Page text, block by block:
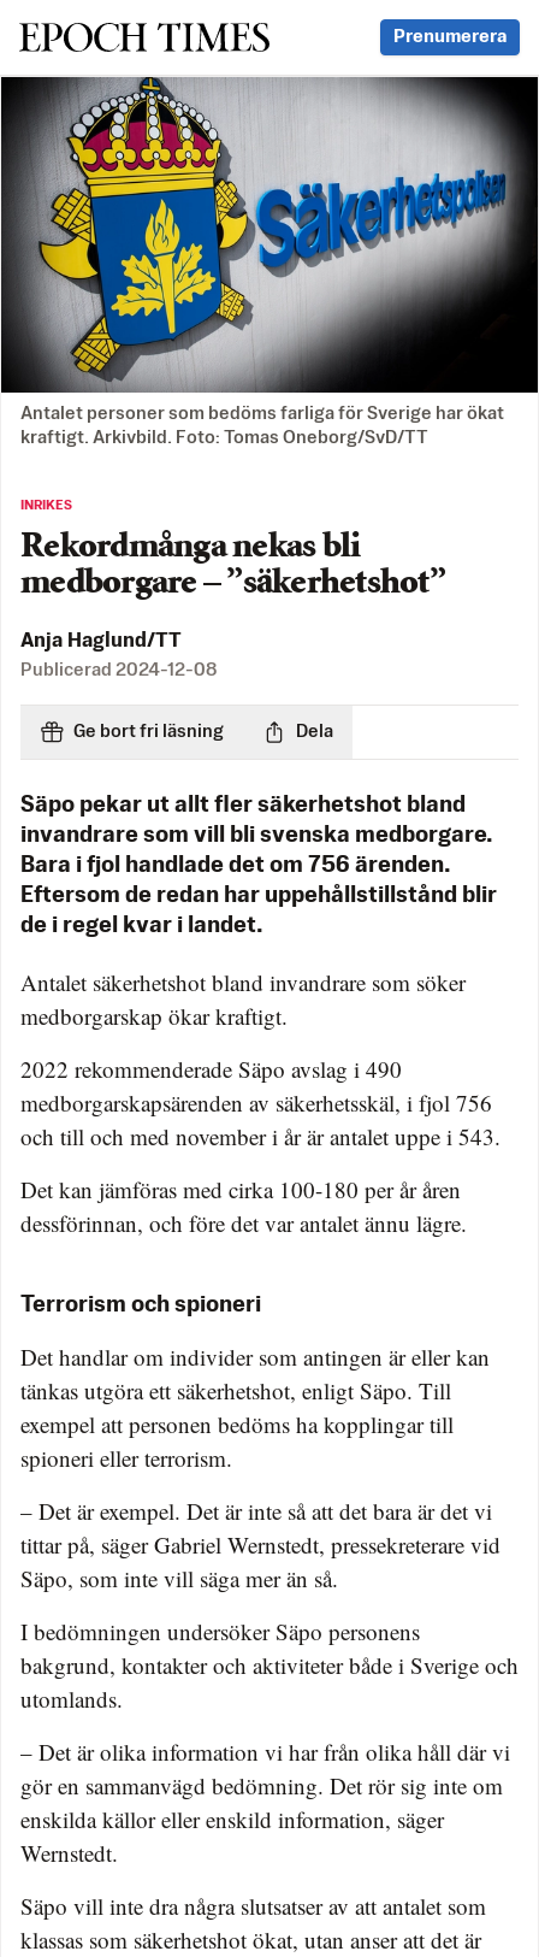
Svenska Epoch Times Prenumerera
Antalet personer som bedöms farliga för Sverige har ökat
kraftigt. Arkivbild. Foto: Tomas Oneborg/SvD/TT
INRIKES
Rekordmånga nekas bli
medborgare – ”säkerhetshot”
Anja Haglund/TT
Publicerad 2024-12-08
Ge bort fri läsning Dela
Säpo pekar ut allt fler säkerhetshot bland
invandrare som vill bli svenska medborgare.
Bara i fjol handlade det om 756 ärenden.
Eftersom de redan har uppehållstillstånd blir
de i regel kvar i landet.
Antalet säkerhetshot bland invandrare som söker
medborgarskap ökar kraftigt.
2022 rekommenderade Säpo avslag i 490
medborgarskapsärenden av säkerhetsskäl, i fjol 756
och till och med november i år är antalet uppe i 543.
Det kan jämföras med cirka 100-180 per år åren
dessförinnan, och före det var antalet ännu lägre.
Terrorism och spioneri
Det handlar om individer som antingen är eller kan
tänkas utgöra ett säkerhetshot, enligt Säpo. Till
exempel att personen bedöms ha kopplingar till
spioneri eller terrorism.
– Det är exempel. Det är inte så att det bara är det vi
tittar på, säger Gabriel Wernstedt, pressekreterare vid
Säpo, som inte vill säga mer än så.
I bedömningen undersöker Säpo personens
bakgrund, kontakter och aktiviteter både i Sverige och
utomlands.
– Det är olika information vi har från olika håll där vi
gör en sammanvägd bedömning. Det rör sig inte om
enskilda källor eller enskild information, säger
Wernstedt.
Säpo vill inte dra några slutsatser av att antalet som
klassas som säkerhetshot ökat, utan anser att det är